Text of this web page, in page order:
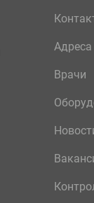
Адреса
Врачи